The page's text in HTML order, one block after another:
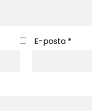
E-posta *